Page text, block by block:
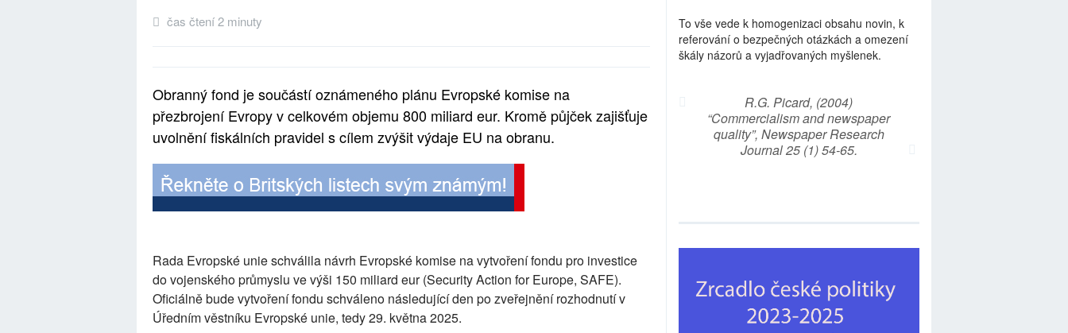
čas čtení 2 minuty
Obranný fond je součástí oznámeného plánu Evropské komise na
přezbrojení Evropy v celkovém objemu 800 miliard eur. Kromě půjček zajišťuje
uvolnění fiskálních pravidel s cílem zvýšit výdaje EU na obranu.
Rada Evropské unie schválila návrh Evropské komise na vytvoření fondu pro investice
do vojenského průmyslu ve výši 150 miliard eur (Security Action for Europe, SAFE).
Oficiálně bude vytvoření fondu schváleno následující den po zveřejnění rozhodnutí v
Úředním věstníku Evropské unie, tedy 29. května 2025.
To vše vede k homogenizaci obsahu novin, k
referování o bezpečných otázkách a omezení
škály názorů a vyjadřovaných myšlenek.
R.G. Picard, (2004)
“Commercialism and newspaper
quality”, Newspaper Research
Journal 25 (1) 54-65.